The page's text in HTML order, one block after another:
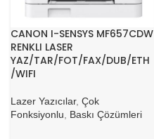
CANON I-SENSYS MF657CDW
RENKLI LASER
YAZ/TAR/FOT/FAX/DUB/ETH
/WIFI
Lazer Yazıcılar, Çok
Fonksiyonlu
Baskı Çözümleri